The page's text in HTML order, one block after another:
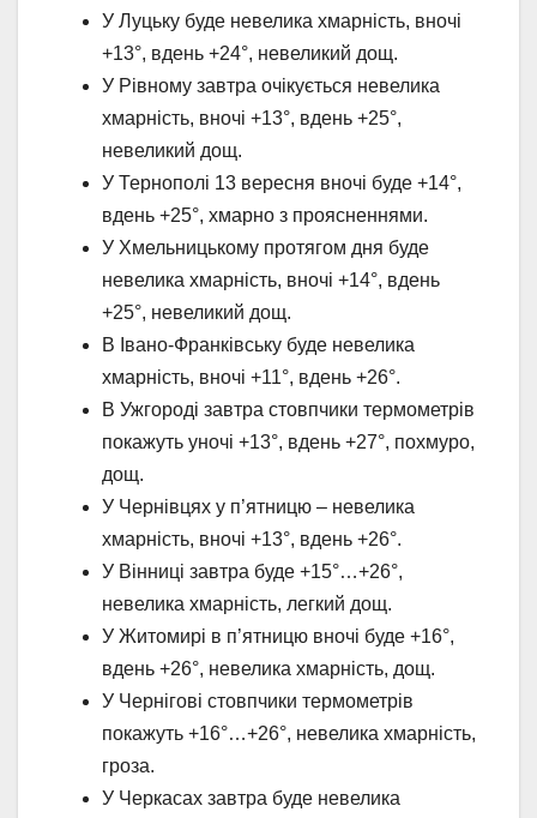
У Луцьку буде невелика хмарність, вночі
+13°, вдень +24°, невеликий дощ.
У Рівному завтра очікується невелика
хмарність, вночі +13°, вдень +25°,
невеликий дощ.
У Тернополі 13 вересня вночі буде +14°,
вдень +25°, хмарно з проясненнями.
У Хмельницькому протягом дня буде
невелика хмарність, вночі +14°, вдень
+25°, невеликий дощ.
В Івано-Франківську буде невелика
хмарність, вночі +11°, вдень +26°.
В Ужгороді завтра стовпчики термометрів
покажуть уночі +13°, вдень +27°, похмуро,
дощ.
У Чернівцях у п’ятницю – невелика
хмарність, вночі +13°, вдень +26°.
У Вінниці завтра буде +15°…+26°,
невелика хмарність, легкий дощ.
У Житомирі в п’ятницю вночі буде +16°,
вдень +26°, невелика хмарність, дощ.
У Чернігові стовпчики термометрів
покажуть +16°…+26°, невелика хмарність,
гроза.
У Черкасах завтра буде невелика